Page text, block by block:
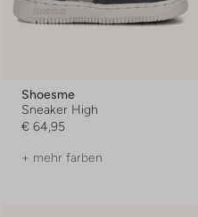
Shoesme
Sneaker High
€ 64,95
+ mehr farben